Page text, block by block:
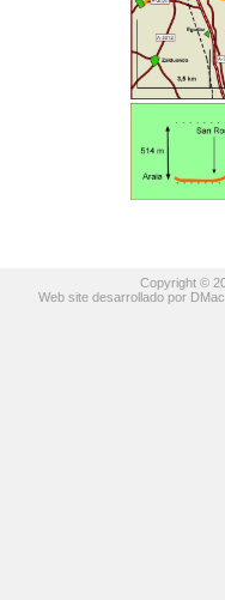
Copyright ©
Web site desarrollado por